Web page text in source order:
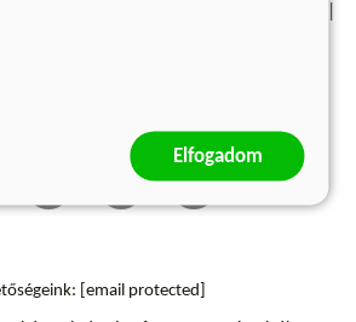
[email protected]
Elfogadom